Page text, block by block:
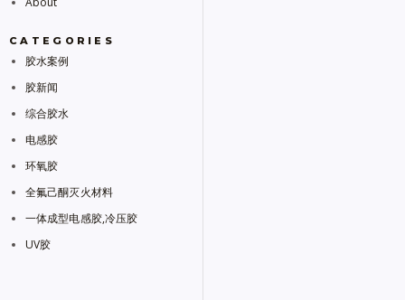
CATEGORIES
胶水案例
胶新闻
综合胶水
电感胶
环氧胶
全氟己酮灭火材料
一体成型电感胶,冷压胶
UV胶